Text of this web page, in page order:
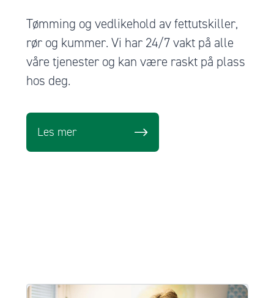
Tømming og vedlikehold av fettutskiller,
rør og kummer. Vi har 24/7 vakt på alle
våre tjenester og kan være raskt på plass
hos deg.
Les mer